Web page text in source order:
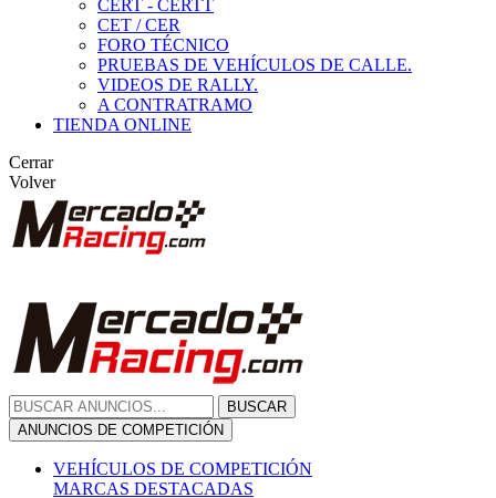
CERT - CERTT
CET / CER
FORO TÉCNICO
PRUEBAS DE VEHÍCULOS DE CALLE.
VIDEOS DE RALLY.
A CONTRATRAMO
TIENDA ONLINE
Cerrar
Volver
BUSCAR
ANUNCIOS DE COMPETICIÓN
VEHÍCULOS DE COMPETICIÓN
MARCAS DESTACADAS
Peugeot